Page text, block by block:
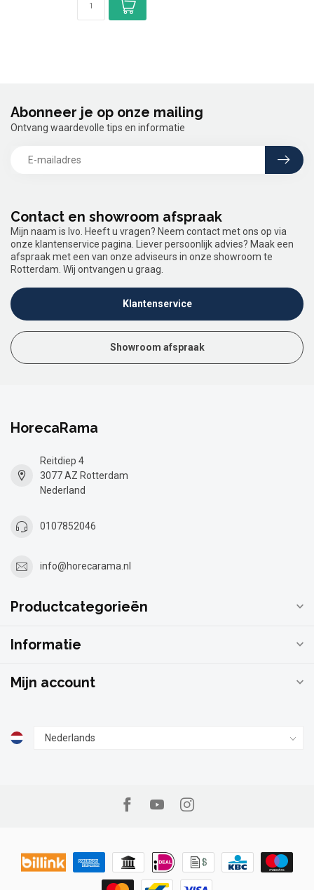
Contact en showroom afspraak
Mijn naam is Ivo. Heeft u vragen? Neem contact met ons op via
onze klantenservice pagina. Liever persoonlijk advies? Maak een
afspraak met een van onze adviseurs in onze showroom te
Rotterdam. Wij ontvangen u graag.
Klantenservice
Showroom afspraak
Abonneer je op onze mailing
Ontvang waardevolle tips en informatie
HorecaRama
Reitdiep 4
3077 AZ Rotterdam
Nederland
0107852046
info@horecarama.nl
Productcategorieën
Informatie
Mijn account